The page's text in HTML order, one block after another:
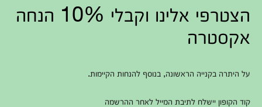
הצטרפי אלינו וקבלי 10% הנחה
אקסטרה
על היתרה בקנייה הראשונה, בנוסף להנחות הקיימות.
קוד הקופון יישלח לתיבת המייל לאחר ההרשמה